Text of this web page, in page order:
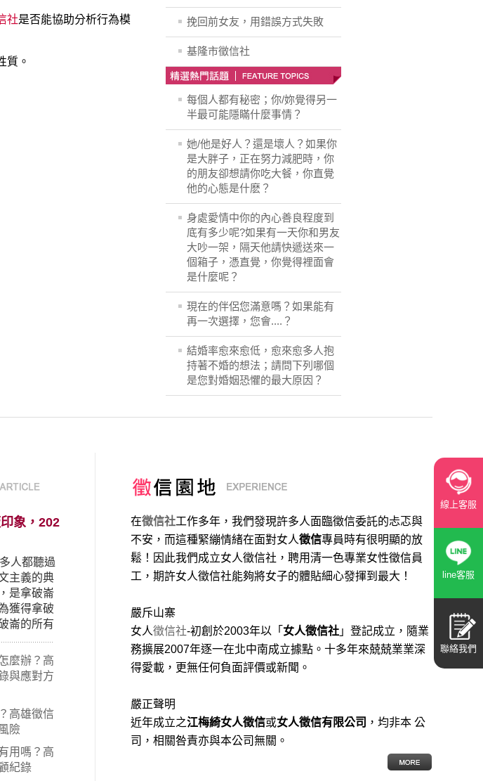
線上客服
line客服
聯絡我們
社是否能協助分析行為模
質。
挽回前女友，用錯誤方式失敗
基隆市徵信社
每個人都有秘密；你/妳覺得另一
半最可能隱瞞什麼事情？
她/他是好人？還是壞人？如果你
是大胖子，正在努力減肥時，你
的朋友卻想請你吃大餐，你直覺
他的心態是什麽？
身處愛情中你的內心善良程度到
底有多少呢?如果有一天你和男友
大吵一架，隔天他請快遞送來一
個箱子，憑直覺，你覺得裡面會
是什麼呢？
現在的伴侶您滿意嗎？如果能有
再一次選擇，您會....？
結婚率愈來愈低，愈來愈多人抱
持著不婚的想法；請問下列哪個
是您對婚姻恐懼的最大原因？
象，202
人都聽過
主義的典
是拿破崙
獲得拿破
崙的所有
形成偏執
就被拿來
文主義傾
家和民族
廣泛應用
出現了男
麼辦？高
與應對方
高雄徵信
險
用嗎？高
紀錄
在徵信社工作多年，我們發現許多人面臨徵信委託的忐忑與
不安，而這種緊繃情緒在面對女人徵信專員時有很明顯的放
鬆！因此我們成立女人徵信社，聘用清一色專業女性徵信員
工，期許女人徵信社能夠將女子的體貼細心發揮到最大 ！
嚴斥山寨
女人徵信社-初創於2003年以「 女人徵信社 」登記成立，隨業
務擴展2007年逐一在北中南成立據點。十多年來兢兢業業深
得愛載，更無任何負面評價或新聞。
嚴正聲明
近年成立之江梅綺女人徵信或女人徵信有限公司 ，均非本 公
司，相關咎責亦與本公司無關。